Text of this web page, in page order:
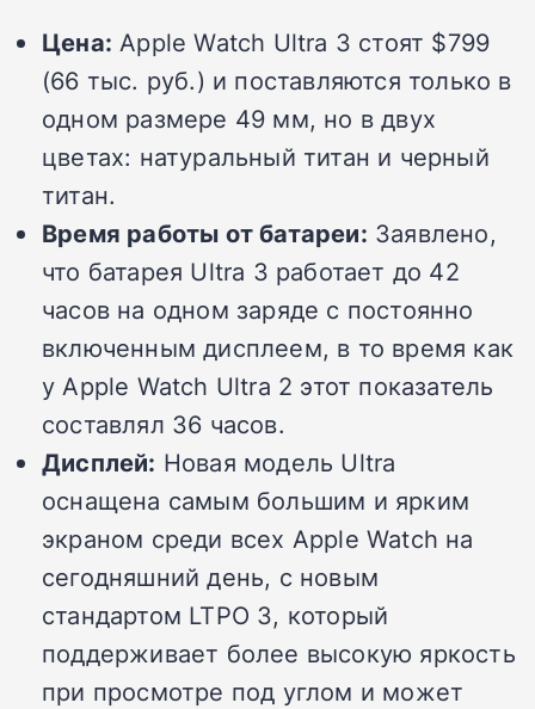
Цена: Apple Watch Ultra 3 стоят $799
(66 тыс. руб.) и поставляются только в
одном размере 49 мм, но в двух
цветах: натуральный титан и черный
титан.
Время работы от батареи: Заявлено,
что батарея Ultra 3 работает до 42
часов на одном заряде с постоянно
включенным дисплеем, в то время как
у Apple Watch Ultra 2 этот показатель
составлял 36 часов.
Дисплей: Новая модель Ultra
оснащена самым большим и ярким
экраном среди всех Apple Watch на
сегодняшний день, с новым
стандартом LTPO 3, который
поддерживает более высокую яркость
при просмотре под углом и может